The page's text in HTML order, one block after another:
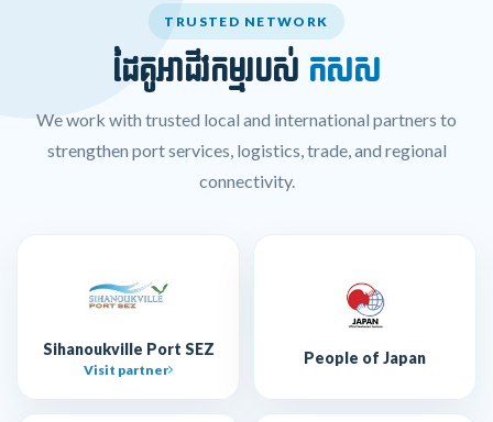
TRUSTED NETWORK
ដៃគូអាជីវកម្មរបស់ កសស
We work with trusted local and international partners to
strengthen port services, logistics, trade, and regional
connectivity.
Sihanoukville Port SEZ
Visit partner
People of Japan